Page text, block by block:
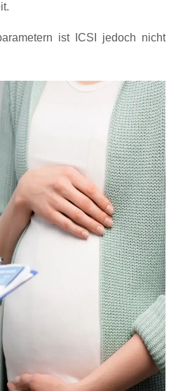
ist ICSI jedoch nicht